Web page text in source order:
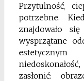
Przytulność,
potrzebne.
znajdowało
wysprzątane
zasłonić: